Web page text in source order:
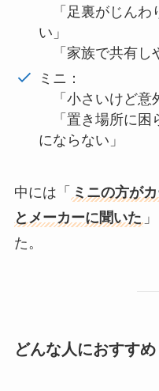
「足裏がじんわ
い」
「家族で共有し
ミニ：
「小さいけど意
「置き場所に困
にならない」
中には「 ミニの方が
とメーカーに聞いた
た。
どんな人におすすめ